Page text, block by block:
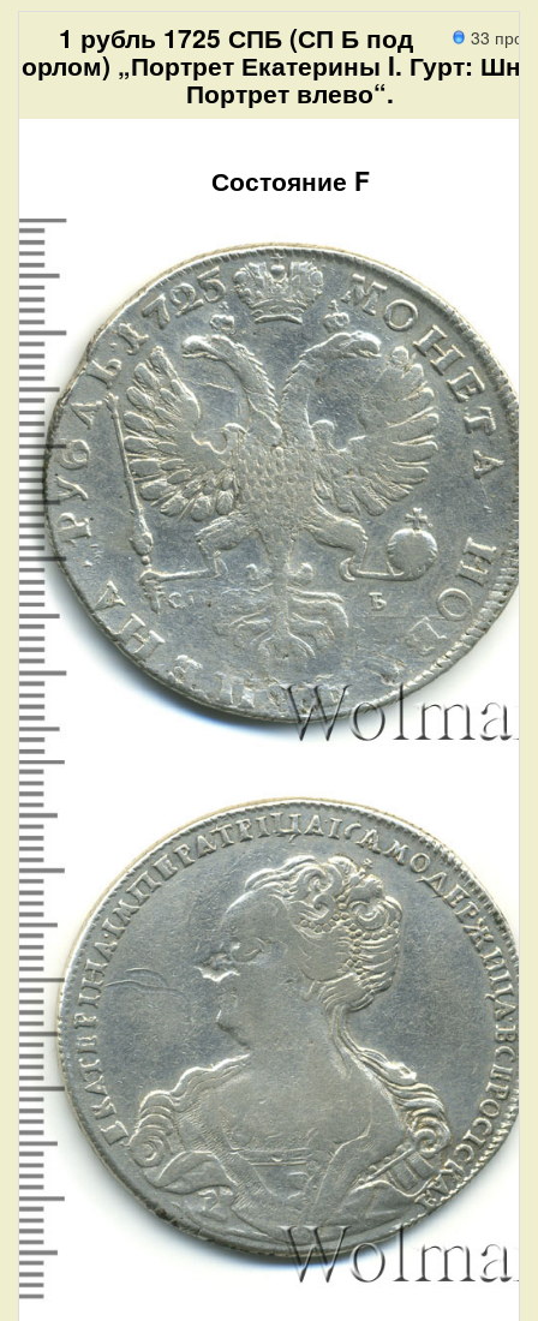
33
1 рубль 1725 СПБ (СП Б под
орлом) „Портрет Екатерины I. Гурт:
Портрет влево“.
Состояние F